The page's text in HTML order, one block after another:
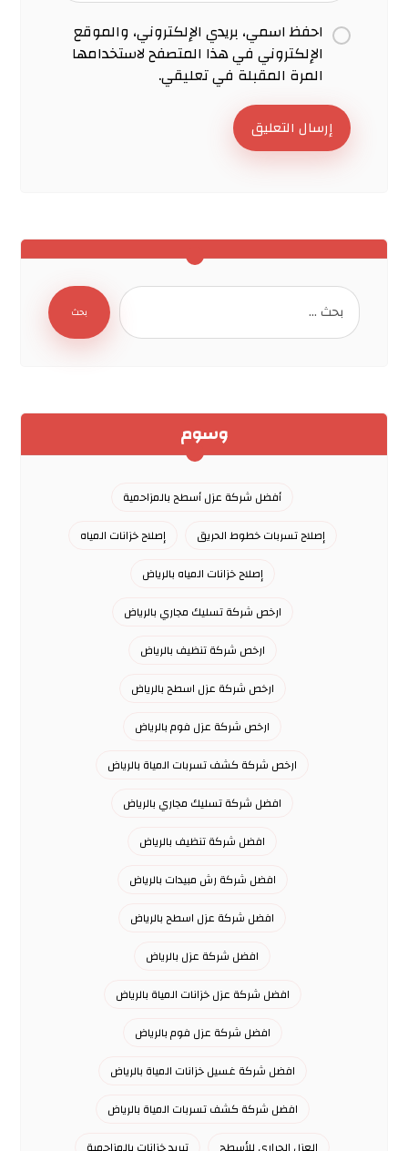
احفظ اسمي، بريدي الإلكتروني، والموقع
الإلكتروني في هذا المتصفح لاستخدامها
المرة المقبلة في تعليقي.
إرسال التعليق
بحث
وسوم
أفضل شركة عزل أسطح بالمزاحمية
إصلاح تسربات خطوط الحريق
إصلاح خزانات المياه
إصلاح خزانات المياه بالرياض
ارخص شركة تسليك مجاري بالرياض
ارخص شركة تنظيف بالرياض
ارخص شركة عزل اسطح بالرياض
ارخص شركة عزل فوم بالرياض
ارخص شركة كشف تسربات المياة بالرياض
افضل شركة تسليك مجاري بالرياض
افضل شركة تنظيف بالرياض
افضل شركة رش مبيدات بالرياض
افضل شركة عزل اسطح بالرياض
افضل شركة عزل بالرياض
افضل شركة عزل خزانات المياة بالرياض
افضل شركة عزل فوم بالرياض
افضل شركة غسيل خزانات المياة بالرياض
افضل شركة كشف تسربات المياة بالرياض